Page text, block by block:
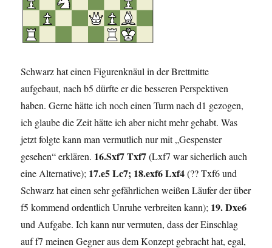
Schwarz hat einen Figurenknäul in der Brettmitte
aufgebaut, nach b5 dürfte er die besseren Perspektiven
haben. Gerne hätte ich noch einen Turm nach d1 gezogen,
ich glaube die Zeit hätte ich aber nicht mehr gehabt. Was
jetzt folgte kann man vermutlich nur mit „Gespenster
gesehen“ erklären. 16.Sxf7 Txf7(Lxf7 war sicherlich auch
eine Alternative); 17.e5 Lc7; 18.exf6 Lxf4(?? Txf6 und
Schwarz hat einen sehr gefährlichen weißen Läufer der über
f5 kommend ordentlich Unruhe verbreiten kann); 19. Dxe6
und Aufgabe. Ich kann nur vermuten, dass der Einschlag
auf f7 meinen Gegner aus dem Konzept gebracht hat, egal,